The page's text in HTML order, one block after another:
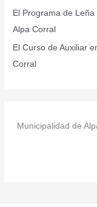
:El Programa de
Alpa Corral
El Curso de Auxiliar
Corral
Municipalidad de